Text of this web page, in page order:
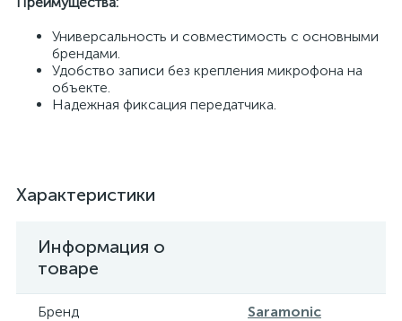
Универсальность и совместимость с основными
брендами.
Удобство записи без крепления микрофона на
объекте.
Надежная фиксация передатчика.
Характеристики
Информация о
товаре
Бренд
Saramonic